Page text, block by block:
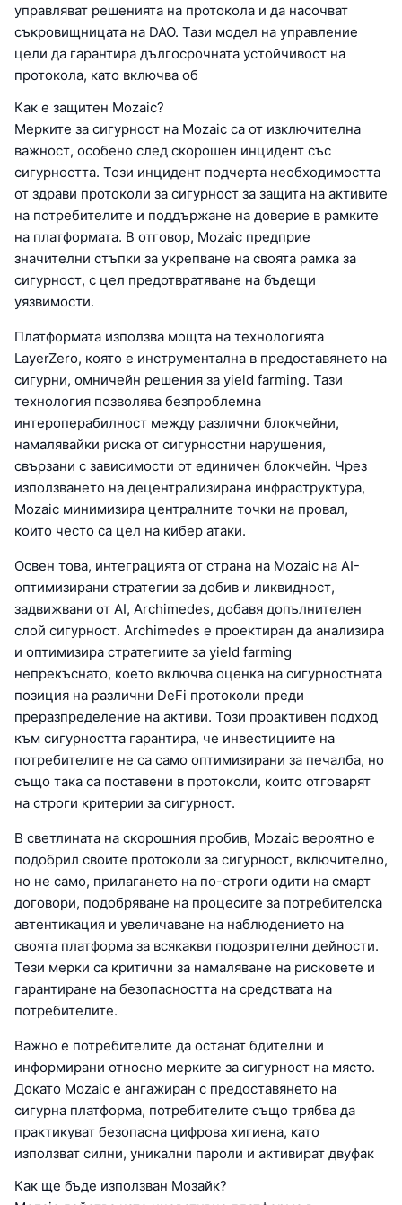
управляват решенията на протокола и да насочват
съкровищницата на DAO. Тази модел на управление
цели да гарантира дългосрочната устойчивост на
протокола, като включва об
Как е защитен Mozaic?
Мерките за сигурност на Mozaic са от изключителна
важност, особено след скорошен инцидент със
сигурността. Този инцидент подчерта необходимостта
от здрави протоколи за сигурност за защита на активите
на потребителите и поддържане на доверие в рамките
на платформата. В отговор, Mozaic предприе
значителни стъпки за укрепване на своята рамка за
сигурност, с цел предотвратяване на бъдещи
уязвимости.
Платформата използва мощта на технологията
LayerZero, която е инструментална в предоставянето на
сигурни, омничейн решения за yield farming. Тази
технология позволява безпроблемна
интероперабилност между различни блокчейни,
намалявайки риска от сигурностни нарушения,
свързани с зависимости от единичен блокчейн. Чрез
използването на децентрализирана инфраструктура,
Mozaic минимизира централните точки на провал,
които често са цел на кибер атаки.
Освен това, интеграцията от страна на Mozaic на AI-
оптимизирани стратегии за добив и ликвидност,
задвижвани от AI, Archimedes, добавя допълнителен
слой сигурност. Archimedes е проектиран да анализира
и оптимизира стратегиите за yield farming
непрекъснато, което включва оценка на сигурностната
позиция на различни DeFi протоколи преди
преразпределение на активи. Този проактивен подход
към сигурността гарантира, че инвестициите на
потребителите не са само оптимизирани за печалба, но
също така са поставени в протоколи, които отговарят
на строги критерии за сигурност.
В светлината на скорошния пробив, Mozaic вероятно е
подобрил своите протоколи за сигурност, включително,
но не само, прилагането на по-строги одити на смарт
договори, подобряване на процесите за потребителска
автентикация и увеличаване на наблюдението на
своята платформа за всякакви подозрителни дейности.
Тези мерки са критични за намаляване на рисковете и
гарантиране на безопасността на средствата на
потребителите.
Важно е потребителите да останат бдителни и
информирани относно мерките за сигурност на място.
Докато Mozaic е ангажиран с предоставянето на
сигурна платформа, потребителите също трябва да
практикуват безопасна цифрова хигиена, като
използват силни, уникални пароли и активират двуфак
Как ще бъде използван Мозайк?